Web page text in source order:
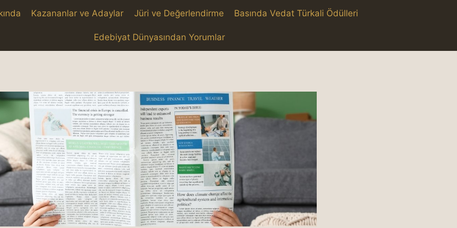
Kazananlar ve Adaylar Jüri ve Değerlendirme Basında Vedat Türkali Ödülleri
Edebiyat Dünyasından Yorumlar